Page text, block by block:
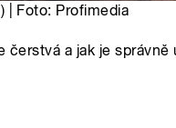
| Foto: Profimedia
čerstvá a jak je správně